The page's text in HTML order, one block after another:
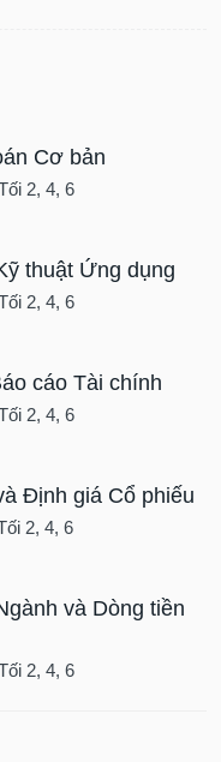
Cơ bản
2, 4, 6
thuật Ứng dụng
2, 4, 6
cáo Tài chính
2, 4, 6
Định giá Cổ phiếu
2, 4, 6
và Dòng tiền
2, 4, 6